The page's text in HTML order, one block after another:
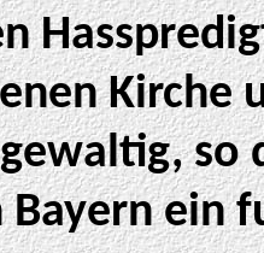
Kirche
so
ein